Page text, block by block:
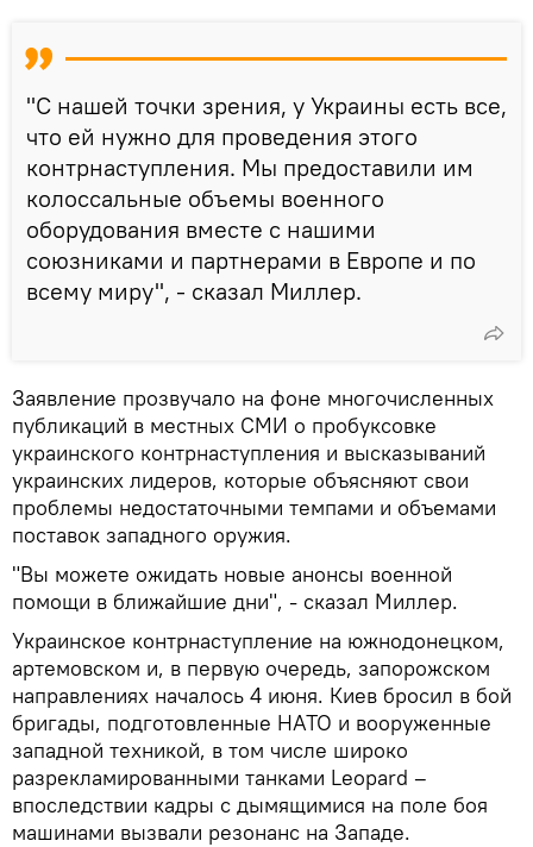
"С нашей точки зрения, у Украины есть все,
что ей нужно для проведения этого
контрнаступления. Мы предоставили им
колоссальные объемы военного
оборудования вместе с нашими
союзниками и партнерами в Европе и по
всему миру", - сказал Миллер.
Заявление прозвучало на фоне многочисленных
публикаций в местных СМИ о пробуксовке
украинского контрнаступления и высказываний
украинских лидеров, которые объясняют свои
проблемы недостаточными темпами и объемами
поставок западного оружия.
"Вы можете ожидать новые анонсы военной
помощи в ближайшие дни", - сказал Миллер.
Украинское контрнаступление на южнодонецком,
артемовском и, в первую очередь, запорожском
направлениях началось 4 июня. Киев бросил в бой
бригады, подготовленные НАТО и вооруженные
западной техникой, в том числе широко
разрекламированными танками Leopard –
впоследствии кадры с дымящимися на поле боя
машинами вызвали резонанс на Западе.